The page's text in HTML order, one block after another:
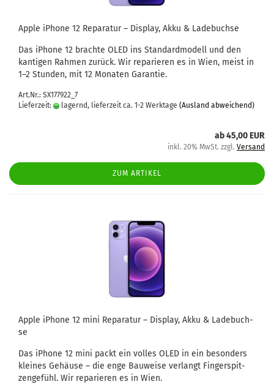
Apple iPho­ne 12 Re­pa­ra­tur – Dis­play, Akku & La­de­buch­se
Das iPho­ne 12 brach­te OLED ins Stan­dard­mo­dell und den
kan­ti­gen Rah­men zu­rück. Wir re­pa­rie­ren es in Wien, meist in
1–2 Stun­den, mit 12 Mo­na­ten Ga­ran­tie.
Art.Nr.: SX177922_7
Lieferzeit:
lagernd, lieferzeit ca. 1-2 Werktage (Ausland abweichend)
ab 45,00 EUR
inkl. 20% MwSt. zzgl. Versand
ZUM ARTIKEL
Apple iPho­ne 12 mini Re­pa­ra­tur – Dis­play, Akku & La­de­buch­
se
Das iPho­ne 12 mini packt ein vol­les OLED in ein be­son­ders
klei­nes Ge­häu­se – die enge Bau­wei­se ver­langt Fin­ger­spit­
zen­ge­fühl. Wir re­pa­rie­ren es in Wien.